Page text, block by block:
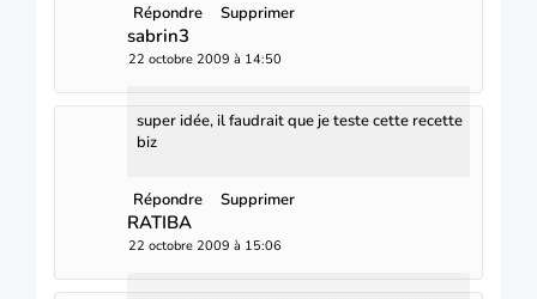
Répondre Supprimer
sabrin3
22 octobre 2009 à 14:50
super idée, il faudrait que je teste cette recette
biz
Répondre Supprimer
RATIBA
22 octobre 2009 à 15:06